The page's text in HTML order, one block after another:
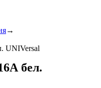
→
UNIVersal
бел.